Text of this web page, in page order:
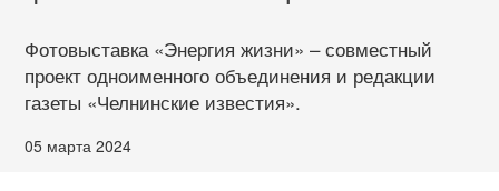
Фотовыставка «Энергия жизни» – совместный
проект одноименного объединения и редакции
газеты «Челнинские известия».
05 марта 2024